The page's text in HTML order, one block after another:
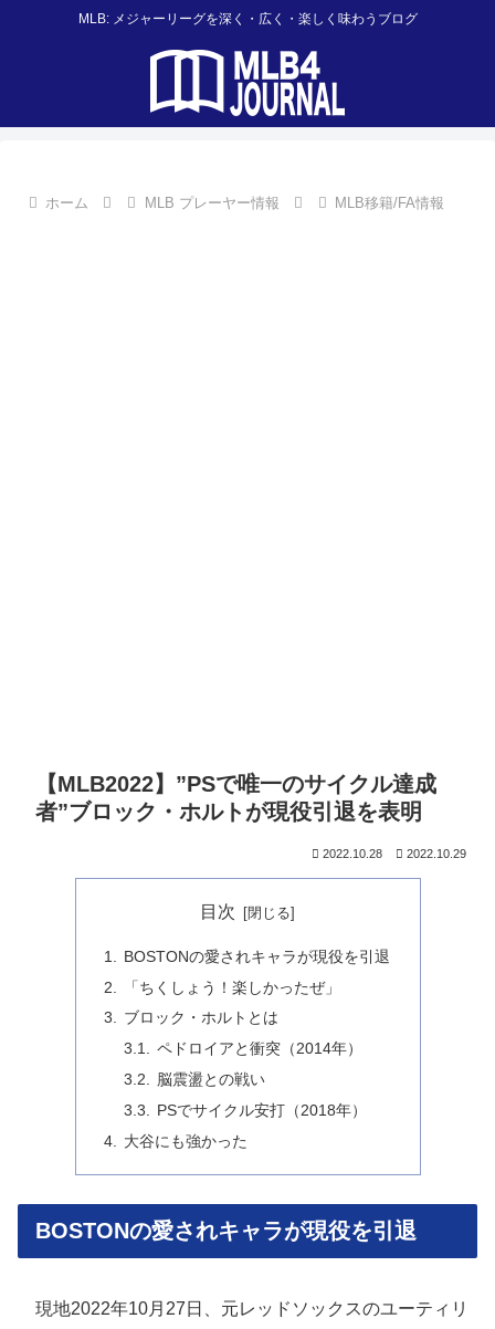
MLB: メジャーリーグを深く・広く・楽しく味わうブログ
ホーム MLB プレーヤー情報 MLB移籍/FA情報
【MLB2022】”PSで唯一のサイクル達成
者”ブロック・ホルトが現役引退を表明
2022.10.28 2022.10.29
目次
BOSTONの愛されキャラが現役を引退
「ちくしょう！楽しかったぜ」
ブロック・ホルトとは
ペドロイアと衝突（2014年）
脳震盪との戦い
PSでサイクル安打（2018年）
大谷にも強かった
BOSTONの愛されキャラが現役を引退
現地2022年10月27日、元レッドソックスのユーティリ